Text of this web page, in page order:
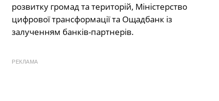
розвитку громад та територій, Міністерство
цифрової трансформації та Ощадбанк із
залученням банків-партнерів.
РЕКЛАМА